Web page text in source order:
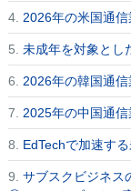
4. 2026年の米国通
5. 未成年を対象とし
6. 2026年の韓国通
7. 2025年の中国通
8. EdTechで加速す
9. サブスクビジネス